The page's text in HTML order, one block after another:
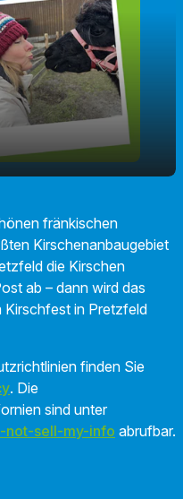
01:29
fränkischen
Kirschenanbaugebiet
die Kirschen
ab – dann wird das
Kirschfest in Pretzfeld
finden Sie
. Die
sind unter
not-sell-my-info abrufbar.